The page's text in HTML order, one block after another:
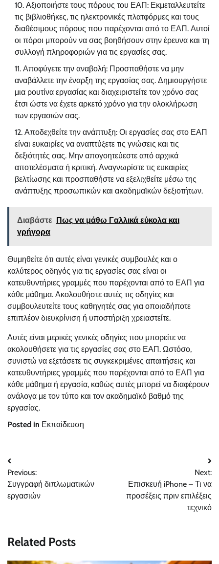
Αξιοποιήστε τους πόρους του ΕΑΠ: Εκμεταλλευτείτε
τις βιβλιοθήκες, τις ηλεκτρονικές πλατφόρμες και τους
διαθέσιμους πόρους που παρέχονται από το ΕΑΠ. Αυτοί
οι πόροι μπορούν να σας βοηθήσουν στην έρευνα και τη
συλλογή πληροφοριών για τις εργασίες σας.
Αποφύγετε την αναβολή: Προσπαθήστε να μην
αναβάλλετε την έναρξη της εργασίας σας. Δημιουργήστε
μια ρουτίνα εργασίας και διαχειριστείτε τον χρόνο σας
έτσι ώστε να έχετε αρκετό χρόνο για την ολοκλήρωση
των εργασιών σας.
Αποδεχθείτε την ανάπτυξη: Οι εργασίες σας στο ΕΑΠ
είναι ευκαιρίες να αναπτύξετε τις γνώσεις και τις
δεξιότητές σας. Μην απογοητεύεστε από αρχικά
αποτελέσματα ή κριτική. Αναγνωρίστε τις ευκαιρίες
βελτίωσης και προσπαθήστε να εξελιχθείτε μέσω της
ανάπτυξης προσωπικών και ακαδημαϊκών δεξιοτήτων.
Διαβάστε
Πως να μάθω Γαλλικά εύκολα και
γρήγορα
Θυμηθείτε ότι αυτές είναι γενικές συμβουλές και ο
καλύτερος οδηγός για τις εργασίες σας είναι οι
κατευθυντήριες γραμμές που παρέχονται από το ΕΑΠ για
κάθε μάθημα. Ακολουθήστε αυτές τις οδηγίες και
συμβουλευτείτε τους καθηγητές σας για οποιαδήποτε
επιπλέον διευκρίνιση ή υποστήριξη χρειαστείτε.
Αυτές είναι μερικές γενικές οδηγίες που μπορείτε να
ακολουθήσετε για τις εργασίες σας στο ΕΑΠ. Ωστόσο,
συνιστώ να εξετάσετε τις συγκεκριμένες απαιτήσεις και
κατευθυντήριες γραμμές που παρέχονται από το ΕΑΠ για
κάθε μάθημα ή εργασία, καθώς αυτές μπορεί να διαφέρουν
ανάλογα με τον τύπο και τον ακαδημαϊκό βαθμό της
εργασίας.
Posted in Εκπαίδευση
Post
navigation
Previous:
Συγγραφή διπλωματικών
εργασιών
Next:
Επισκευή iPhone – Τι να
προσέξεις πριν επιλέξεις
τεχνικό
Related Posts